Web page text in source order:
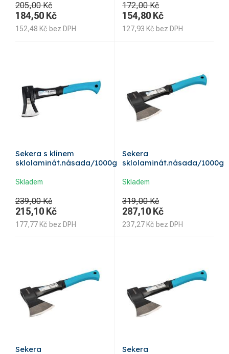
205,00 Kč
184,50 Kč
152,48 Kč bez DPH
172,00 Kč
154,80 Kč
127,93 Kč bez DPH
Sekera s klínem
sklolaminát.násada/1000g
Skladem
239,00 Kč
215,10 Kč
177,77 Kč bez DPH
Sekera
sklolaminát.násada/1000g
Skladem
319,00 Kč
287,10 Kč
237,27 Kč bez DPH
Sekera
Sekera